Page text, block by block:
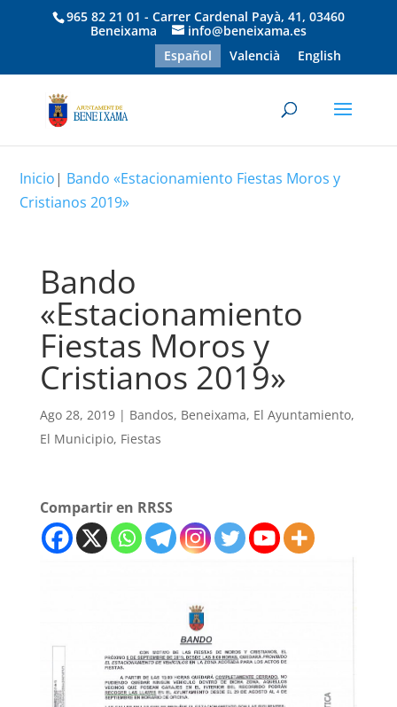
965 82 21 01 - Carrer Cardenal Payà, 41, 03460
Beneixama
info@beneixama.es
Español
Valencià English
Inicio| Bando «Estacionamiento Fiestas Moros y
Cristianos 2019»
Bando
«Estacionamiento
Fiestas Moros y
Cristianos 2019»
Ago 28, 2019| Bandos, Beneixama, El Ayuntamiento,
El Municipio, Fiestas
Compartir en RRSS